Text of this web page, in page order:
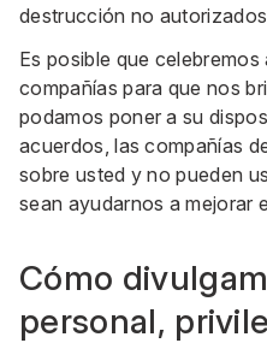
destrucción no
Es posible que
compañías para que nos
podamos poner a su
acuerdos, las compañías
sobre usted y no pueden
sean ayudarnos a mejorar
Cómo
personal,